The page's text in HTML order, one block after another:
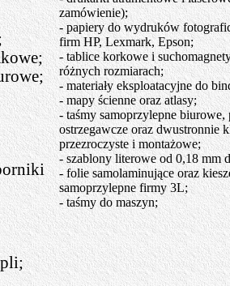
zamówienie);
- papiery do wydruków
firm HP, Lexmark, Epson;
- tablice korkowe i
różnych rozmiarach;
- materiały eksploatacyjne do
- mapy ścienne oraz atlasy;
- taśmy samoprzylepne biurowe,
ostrzegawcze oraz dwustronnie
przezroczyste i montażowe;
- szablony literowe od 0,18 mm
- folie samolaminujące oraz
samoprzylepne firmy 3L;
- taśmy do maszyn;